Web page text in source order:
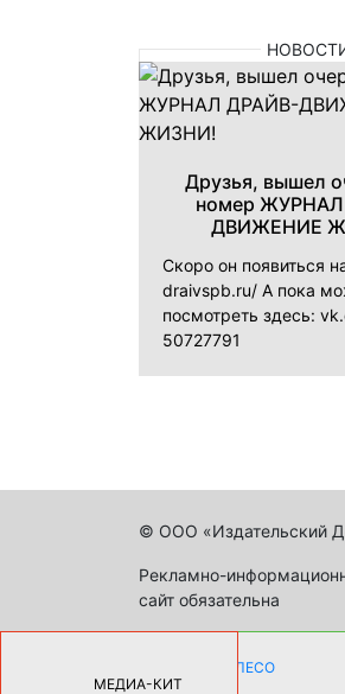
Друзья, вышел
номер
ДВИЖЕНИЕ
Скоро он появиться
draivspb.ru/ А пока
посмотреть здесь:
50727791
© ООО «Издательский
Рекламно-
сайт обязательна
МЕДИА-КИТ
КАК ДЕВУШКЕ ПОМЕНЯТЬ КОЛЕСО
НА АВТОМОБИЛЕ |69178